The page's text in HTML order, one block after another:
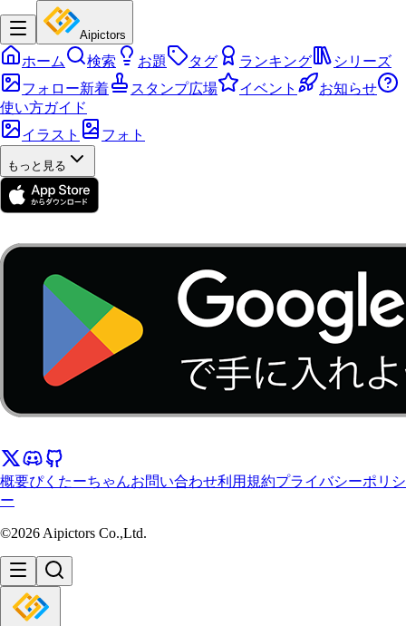
Aipictors
ホーム 検索 お題 タグ ランキング
シリーズ
フォロー新着
スタンプ広場 イベント
お知らせ
使い方ガイド
イラスト
フォト
もっと見る
概要ぴくたーちゃんお問い合わせ利用規約プライバシーポリシ
ー
©2026 Aipictors Co.,Ltd.